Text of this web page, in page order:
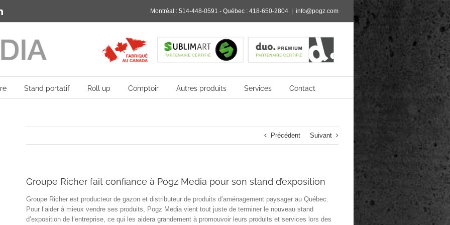
LinkedIn Montréal : 514-448-0591 - Québec : 418-650-2804 info@pogz.com
Stand portatif Roll up Comptoir Autres produits Services Contact
Précédent Suivant
Groupe Richer fait confiance à Pogz Media pour son stand d’exposition
Groupe Richer est producteur de gazon et distributeur de produits d’aménagement paysager au Québec.
Pour l’aider à mieux vendre ses produits, Pogz Media vient tout juste de terminer le nouveau stand
d’exposition de l’entreprise, ce qui les aidera grandement à promouvoir leurs produits et services lors des